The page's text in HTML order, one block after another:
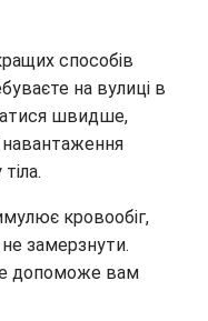
способів
на вулиці в
швидше,
навантаження
кровообіг,
замерзнути.
допоможе вам